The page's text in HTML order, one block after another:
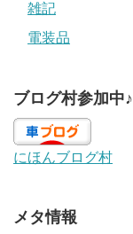
雑記
電装品
ブログ村参加中♪
にほんブログ村
メタ情報